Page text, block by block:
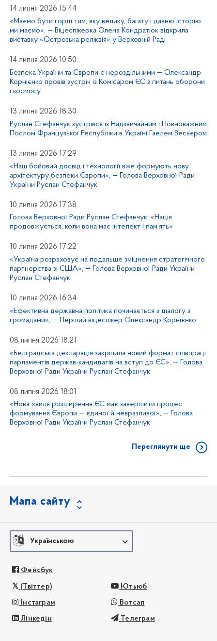
14 липня 2026 15:44
«Маємо бути горді тим, яку велику, багату і давню історію
ми маємо», — Віцеспікерка Олена Кондратюк відкрила
виставку «Острозька реліквія» у Верховній Раді
14 липня 2026 10:50
Безпека України та Європи є нероздільними — Олександр
Корнієнко провів зустріч із Комісаром ЄС з питань оборони
і космосу
13 липня 2026 18:30
Руслан Стефанчук зустрівся із Надзвичайним і Повноважним
Послом Французької Республіки в Україні Гаелем Весьєром
13 липня 2026 17:29
«Наш бойовий досвід і технології вже формують нову
архітектуру безпеки Європи», — Голова Верховної Ради
України Руслан Стефанчук
10 липня 2026 17:38
Голова Верховної Ради Руслан Стефанчук: «Нація
продовжується, коли вона має інтелект і пам’ять»
10 липня 2026 17:22
«Україна розраховує на подальше зміцнення стратегічного
партнерства зі США», — Голова Верховної Ради України
Руслан Стефанчук
10 липня 2026 16:34
«Ефективна державна політика починається з діалогу з
громадами», — Перший віцеспікер Олександр Корнієнко
08 липня 2026 18:21
«Белградська декларація закріпила новий формат співпраці
парламентів держав-кандидатів на вступ до ЄС», — Голова
Верховної Ради України Руслан Стефанчук
08 липня 2026 18:01
«Нова хвиля розширення ЄС має завершити процес
формування Європи — єдиної й невразливої», — Голова
Верховної Ради України Руслан Стефанчук
Переглянути ще
Мапа сайту
Українською
Фейсбук
(Твіттер) Ютьюб
Інстаграм Вотсап
Лінкедін Телеграм